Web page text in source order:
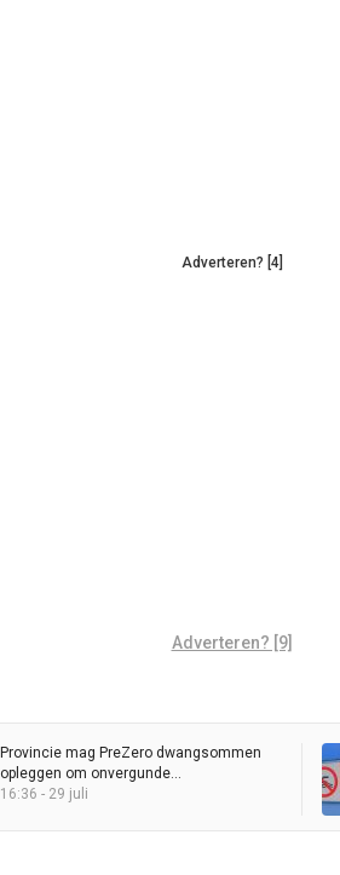
Adverteren? [4]
Adverteren? [9]
Provincie mag PreZero dwangsommen
opleggen om onvergunde
sorteerinstallatie
16:36 - 29 juli